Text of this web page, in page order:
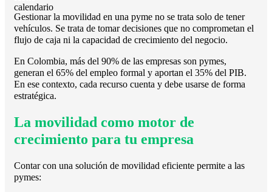
Gestionar la movilidad en una pyme no se trata solo de tener
vehículos. Se trata de tomar decisiones que no comprometan el
flujo de caja ni la capacidad de crecimiento del negocio.
En Colombia, más del 90% de las empresas son pymes,
generan el 65% del empleo formal y aportan el 35% del PIB.
En ese contexto, cada recurso cuenta y debe usarse de forma
estratégica.
La movilidad como motor de
crecimiento para tu empresa
Contar con una solución de movilidad eficiente permite a las
pymes: